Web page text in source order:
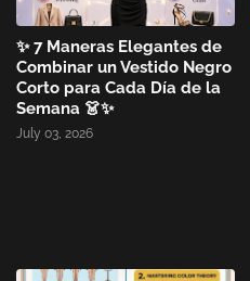
✨ 7 Maneras Elegantes de
Combinar un Vestido Negro
Corto para Cada Día de la
Semana 👗✨
July 03, 2026